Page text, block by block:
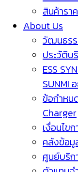
สินค้ารา
About Us
วัฒนธร
ประวัติบ
ESS
SUNMI
ข้อกำหน
Charger
เงื่อนไข
คลังข้อมู
ศูนย์บริก